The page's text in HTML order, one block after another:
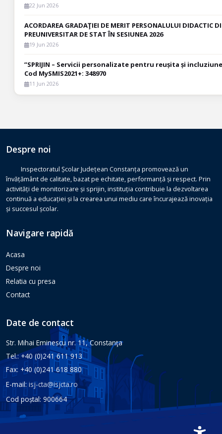
22 Jun 2026
ACORDAREA GRADAŢIEI DE MERIT PERSONALULUI DIDACTIC
PREUNIVERSITAR DE STAT ÎN SESIUNEA 2026
19 Jun 2026
”SPRIJIN – Servicii personalizate pentru reușita și
Cod MySMIS2021+: 348970
11 Jun 2026
Despre noi
Inspectoratul Școlar Județean Constanța promovează un
învățământ de calitate, bazat pe echitate, performanță și respect. Prin
activități de monitorizare și sprijin, instituția contribuie la dezvoltarea
continuă a educației și la crearea unui mediu care încurajează inovația
și succesul școlar.
Navigare rapidă
Acasa
Despre noi
Relatia cu presa
Contact
Date de contact
Str. Mihai Eminescu nr. 11, Constanţa
Tel.: +40 (0)241 611 913
Fax: +40 (0)241 618 880
E-mail:isj-cta@isjcta.ro
Cod poștal: 900664